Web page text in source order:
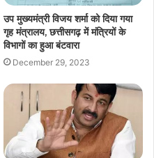
उप मुख्यमंत्री विजय शर्मा को दिया गया
गृह मंत्रालय, छत्तीसगढ़ में मंत्रियों के
विभागों का हुआ बंटवारा
December 29, 2023